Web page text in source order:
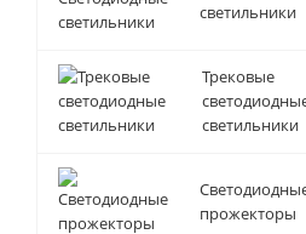
светильники
Трековые
светильники
прожекторы